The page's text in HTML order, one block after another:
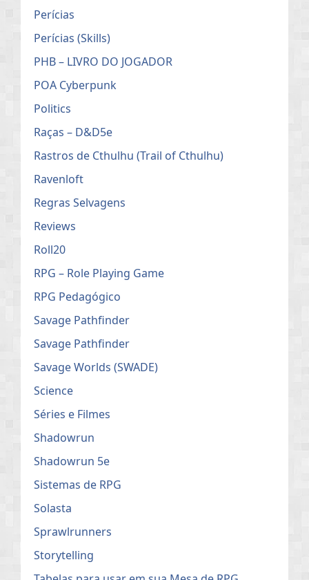
Perícias
Perícias (Skills)
PHB – LIVRO DO JOGADOR
POA Cyberpunk
Politics
Raças – D&D5e
Rastros de Cthulhu (Trail of Cthulhu)
Ravenloft
Regras Selvagens
Reviews
Roll20
RPG – Role Playing Game
RPG Pedagógico
Savage Pathfinder
Savage Pathfinder
Savage Worlds (SWADE)
Science
Séries e Filmes
Shadowrun
Shadowrun 5e
Sistemas de RPG
Solasta
Sprawlrunners
Storytelling